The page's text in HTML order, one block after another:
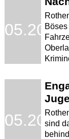
sind